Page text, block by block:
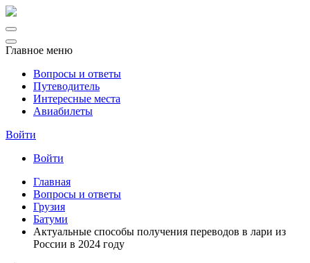
Главное меню
Вопросы и ответы
Путеводитель
Интересные места
Авиабилеты
Войти
Войти
Главная
Вопросы и ответы
Грузия
Батуми
Актуальные способы получения переводов в лари из
России в 2024 году